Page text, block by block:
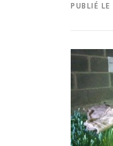
PUBLIÉ LE